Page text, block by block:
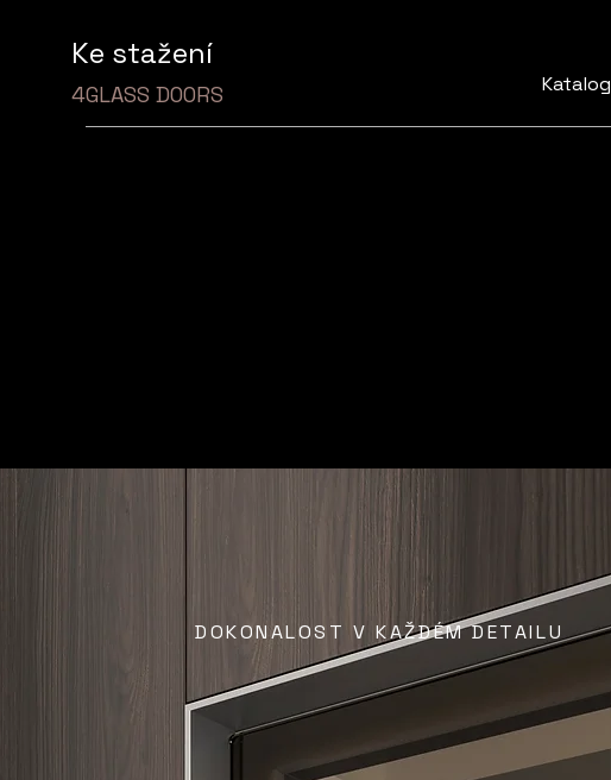
Ke stažení
4GLASS DOORS Katalog
DOKONALOST V KAŽDÉM DETAILU